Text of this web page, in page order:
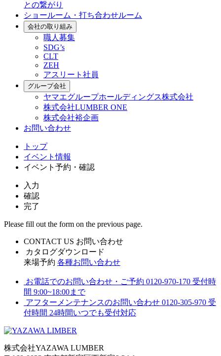
との繋がり
ショールーム・打ち合わせルーム
会社の取り組み
職人募集
SDG’s
CLT
ZEH
アスリート社員
グループ会社
ヤマエグループホールディングス株式会社
株式会社LUMBER ONE
株式会社裕企画
お問い合わせ
トップ
イベント情報
イベント予約・確認
入力
確認
完了
Please fill out the form on the previous page.
CONTACT US お問い合わせ
カタログダウンロード
来場予約 各種お問い合わせ
お電話でのお問い合わせ・ご予約 0120-970-170 受付時
間 9:00~18:00まで
アフターメンテナンスのお問い合わせ 0120-305-970 受
付時間 24時間いつでも受付対応
株式会社YAZAWA LUMBER